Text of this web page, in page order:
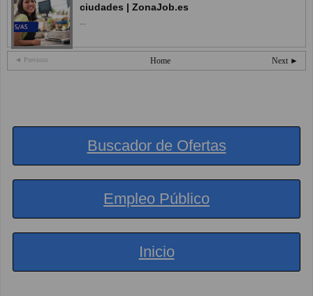
ciudades | ZonaJob.es
◄ Previous Next ►
Home
Buscador de Ofertas
Empleo Público
Inicio